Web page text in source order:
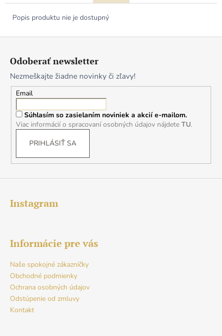
Popis produktu nie je dostupný
Odoberať newsletter
Nezmeškajte žiadne novinky či zľavy!
Email
Súhlasím so zasielaním noviniek a akcií e-mailom.
Viac informácií o spracovaní osobných údajov nájdete TU.
PRIHLÁSIŤ SA
Instagram
Informácie pre vás
Naše spokojné zákazníčky
Obchodné podmienky
Ochrana osobných údajov
Odstúpenie od zmluvy
Kontakt